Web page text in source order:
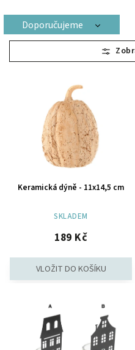
Doporučujeme
Nejlevnější
Nejdražší
Nejprodávanější
Abecedně
Keramická dýně - 11x14,5 cm
SKLADEM
189 Kč